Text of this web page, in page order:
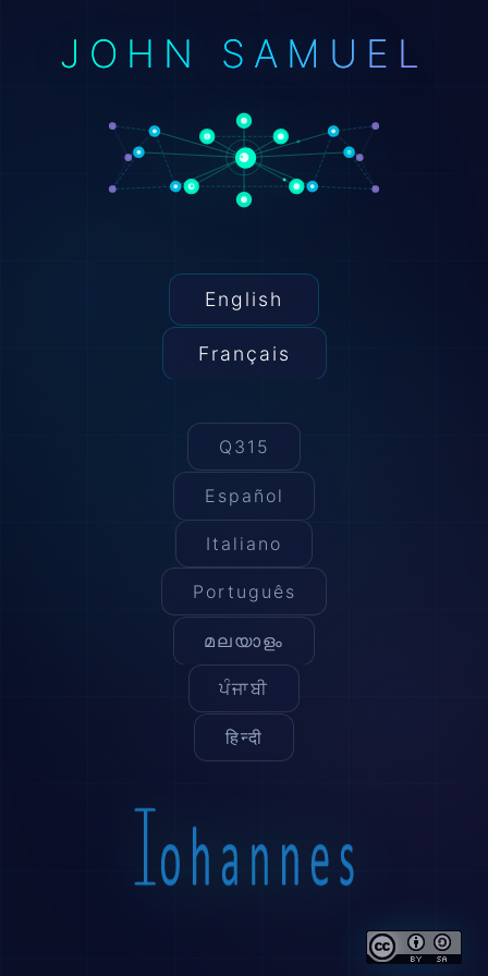
JOHN SAMUEL
English
Français
Q315
Español
Italiano
Português
മലയാളം
ਪੰਜਾਬੀ
हिन्दी